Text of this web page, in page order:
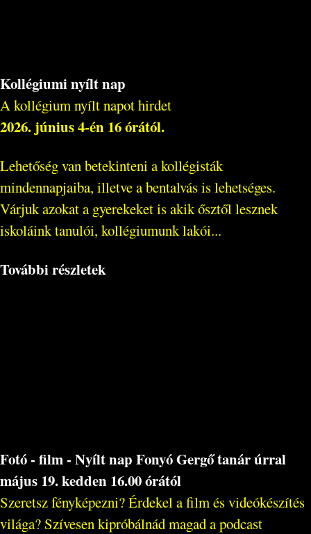
Kollégiumi nyílt nap
A kollégium nyílt napot hirdet
2026. június 4-én 16 órától.
Lehetőség van betekinteni a kollégisták
mindennapjaiba, illetve a bentalvás is lehetséges.
Várjuk azokat a gyerekeket is akik ősztől lesznek
iskoláink tanulói, kollégiumunk lakói...
További részletek
Fotó - film - Nyílt nap Fonyó Gergő tanár úrral
május 19. kedden 16.00 órától
Szeretsz fényképezni? Érdekel a film és videókészítés
világa? Szívesen kipróbálnád magad a podcast